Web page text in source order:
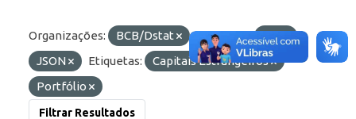
Organizações: BCB/Dstat Formatos:
API
JSON
Etiquetas:
Capitais Estrangeiros
Portfólio
Filtrar Resultados